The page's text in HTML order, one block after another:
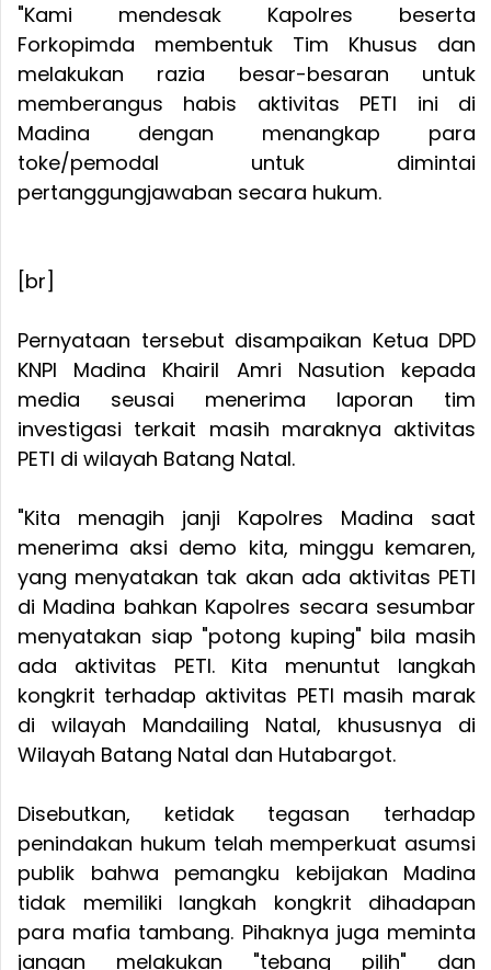
"Kami mendesak Kapolres beserta
Forkopimda membentuk Tim Khusus dan
melakukan razia besar-besaran untuk
memberangus habis aktivitas PETI ini di
Madina dengan menangkap para
toke/pemodal untuk dimintai
pertanggungjawaban secara hukum.
[br]
Pernyataan tersebut disampaikan Ketua DPD
KNPI Madina Khairil Amri Nasution kepada
media seusai menerima laporan tim
investigasi terkait masih maraknya aktivitas
PETI di wilayah Batang Natal.
"Kita menagih janji Kapolres Madina saat
menerima aksi demo kita, minggu kemaren,
yang menyatakan tak akan ada aktivitas PETI
di Madina bahkan Kapolres secara sesumbar
menyatakan siap "potong kuping" bila masih
ada aktivitas PETI. Kita menuntut langkah
kongkrit terhadap aktivitas PETI masih marak
di wilayah Mandailing Natal, khususnya di
Wilayah Batang Natal dan Hutabargot.
Disebutkan, ketidak tegasan terhadap
penindakan hukum telah memperkuat asumsi
publik bahwa pemangku kebijakan Madina
tidak memiliki langkah kongkrit dihadapan
para mafia tambang. Pihaknya juga meminta
jangan melakukan "tebang pilih" dan